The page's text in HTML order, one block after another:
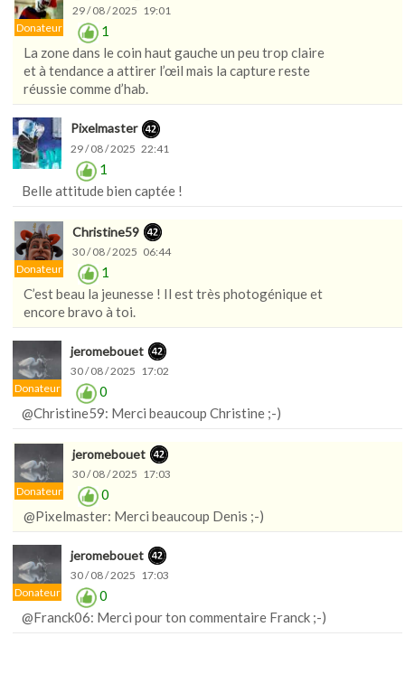
Donateur
29 / 08 / 2025 19:01
1
La zone dans le coin haut gauche un peu trop claire
et à tendance a attirer l’œil mais la capture reste
réussie comme d’hab.
Pixelmaster
29 / 08 / 2025 22:41
1
Belle attitude bien captée !
Donateur
Christine59
30 / 08 / 2025 06:44
1
C’est beau la jeunesse ! Il est très photogénique et
encore bravo à toi.
Donateur
jeromebouet
30 / 08 / 2025 17:02
0
@Christine59: Merci beaucoup Christine ;-)
Donateur
jeromebouet
30 / 08 / 2025 17:03
0
@Pixelmaster: Merci beaucoup Denis ;-)
Donateur
jeromebouet
30 / 08 / 2025 17:03
0
@Franck06: Merci pour ton commentaire Franck ;-)